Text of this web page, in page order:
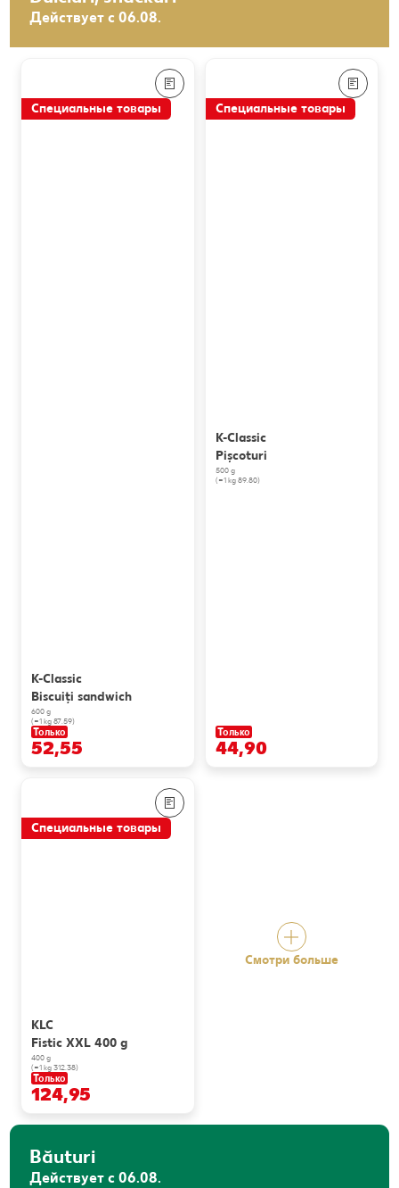
Действует с 06.08.
Специальные товары
K-Classic
Biscuiți sandwich
600 g
(=1 kg 87.59)
Только
52,55
Специальные товары
K-Classic
Pișcoturi
500 g
(=1 kg 89.80)
Только
44,90
Специальные товары
KLC
Fistic XXL 400 g
400 g
(=1 kg 312.38)
Только
124,95
Смотри больше
Băuturi
Действует с 06.08.